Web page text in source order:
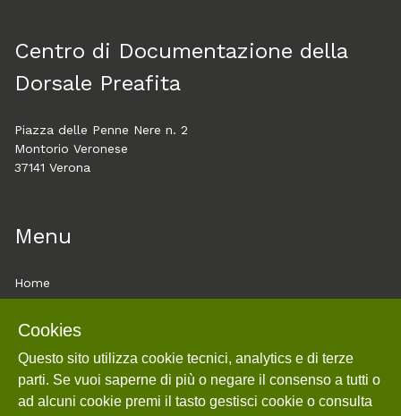
Centro di Documentazione della
Dorsale Preafita
Piazza delle Penne Nere n. 2
Montorio Veronese
37141 Verona
Menu
Home
Esplora
Mostre
Cookie policy e utilizzo
Cookies
Questo sito utilizza cookie tecnici, analytics e di terze
parti. Se vuoi saperne di più o negare il consenso a tutti o
ad alcuni cookie premi il tasto gestisci cookie o consulta